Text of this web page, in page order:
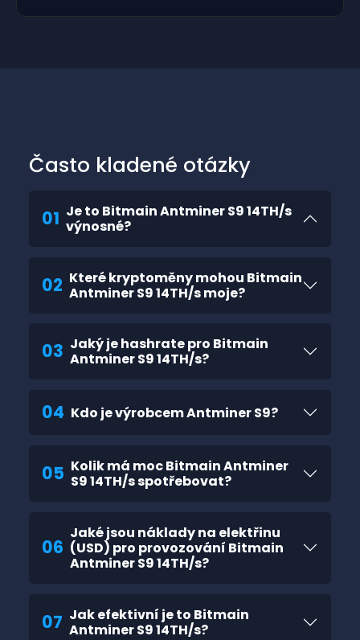
Často kladené otázky
01 Je to Bitmain Antminer S9 14TH/s
výnosné?
02 Které kryptoměny mohou Bitmain
Antminer S9 14TH/s moje?
03 Jaký je hashrate pro Bitmain
Antminer S9 14TH/s?
04 Kdo je výrobcem Antminer S9?
05 Kolik má moc Bitmain Antminer
S9 14TH/s spotřebovat?
06
Jaké jsou náklady na elektřinu
(USD) pro provozování Bitmain
Antminer S9 14TH/s?
07 Jak efektivní je to Bitmain
Antminer S9 14TH/s?